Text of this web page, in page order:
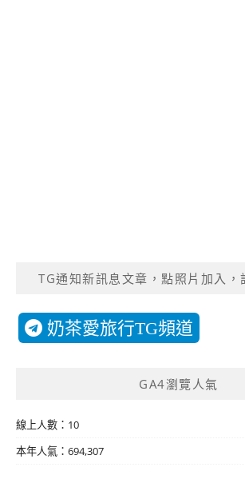
TG通知新訊息文章，點照片加入，
奶茶愛旅行TG頻道
GA4瀏覽人氣
線上人數：10
本年人氣：694,307